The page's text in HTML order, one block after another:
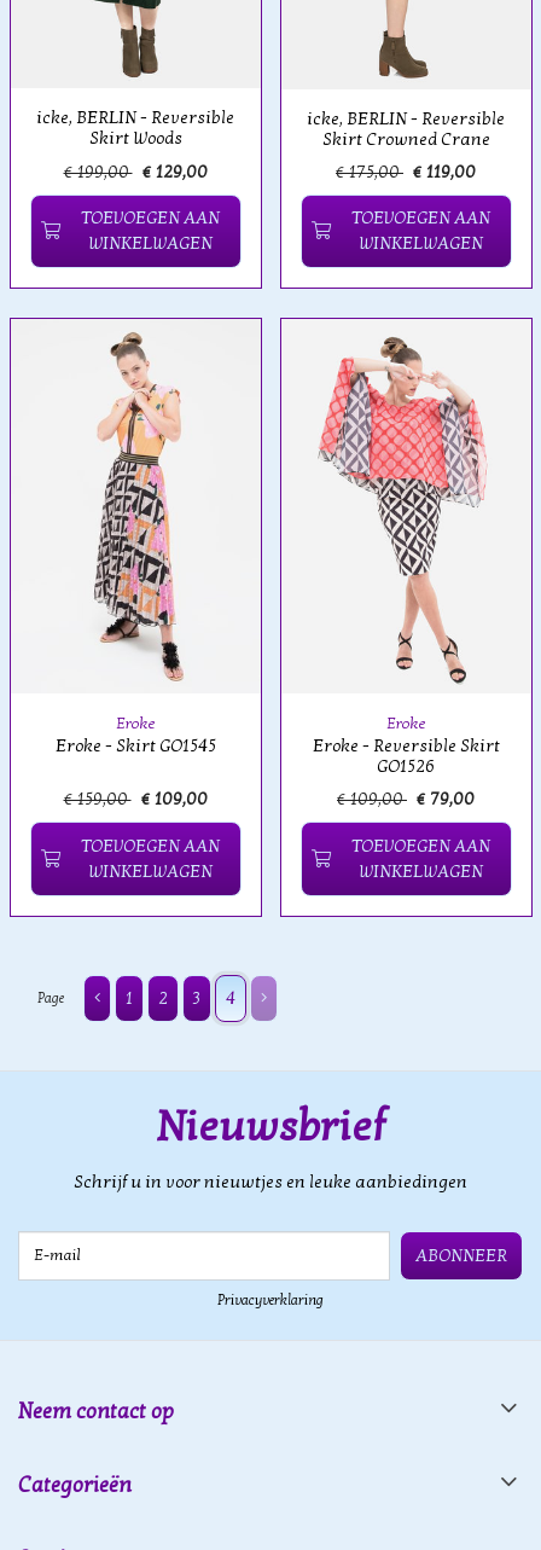
icke, BERLIN - Reversible
Skirt Woods
€ 199,00 € 129,00
TOEVOEGEN AAN
WINKELWAGEN
icke, BERLIN - Reversible
Skirt Crowned Crane
€ 175,00 € 119,00
TOEVOEGEN AAN
WINKELWAGEN
Eroke
Eroke - Skirt GO1545
€ 159,00 € 109,00
TOEVOEGEN AAN
WINKELWAGEN
Eroke
Eroke - Reversible Skirt
GO1526
€ 109,00 € 79,00
TOEVOEGEN AAN
WINKELWAGEN
Page 1 2 3 4
Nieuwsbrief
Schrijf u in voor nieuwtjes en leuke aanbiedingen
ABONNEER
Privacyverklaring
Neem contact op
Categorieën